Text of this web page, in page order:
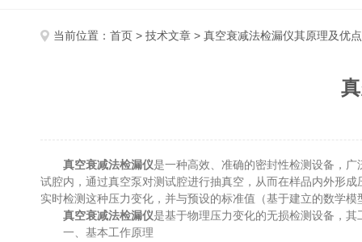
当前位置： 首页 > 技术文章 > 真空衰减法检漏仪其原理及优
真空衰减法检漏仪是一种高效、准确的密封性检测设备，
试腔内，通过真空泵对测试腔进行抽真空，从而在样品内外形
实时检测这种压力变化，并与预设的标准值（基于建立的数学
真空衰减法检漏仪是基于物理压力变化的无损检测设备，
一、基本工作原理